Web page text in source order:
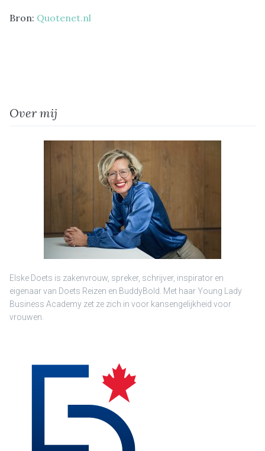
Bron: Quotenet.nl
Over mij
Elske Doets is zakenvrouw, spreker, schrijver, inspirator en
eigenaar van Doets Reizen en BuddyBold. Met haar Young Lady
Business Academy zet ze zich in voor kansengelijkheid voor
vrouwen.